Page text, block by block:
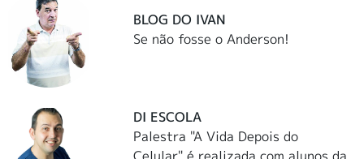
BLOG DO IVAN
Se não fosse o Anderson!
DI ESCOLA
Palestra "A Vida Depois do